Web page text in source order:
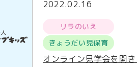
2022.02.16
リラのいえ
きょうだい児保育
オンライン見学会を開